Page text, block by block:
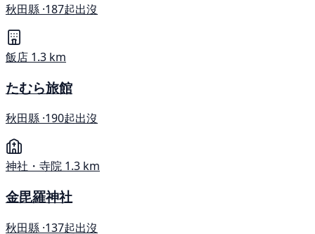
秋田縣 ·187起出沒
飯店 1.3 km
たむら旅館
秋田縣 ·190起出沒
神社・寺院 1.3 km
金毘羅神社
秋田縣 ·137起出沒